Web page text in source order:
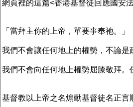
網頁裡的這篇<香港基督徒回應國安
「當拜主你的上帝，單要事奉祂。」
我們不會讓任何地上的權勢，不論
我們不會向任何地上權勢屈膝敬拜
基督教以上帝之名煽動基督徒名正言